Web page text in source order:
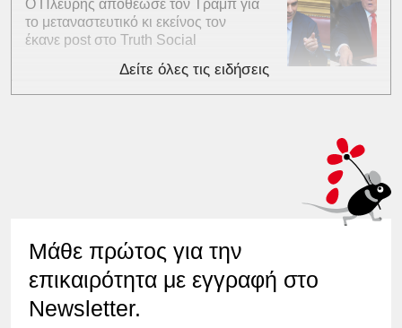
Ο Πλεύρης αποθέωσε τον Τραμπ για
το μεταναστευτικό κι εκείνος τον
έκανε post στο Truth Social
Δείτε όλες τις ειδήσεις
Μάθε πρώτος για την
επικαιρότητα με εγγραφή στο
Newsletter.